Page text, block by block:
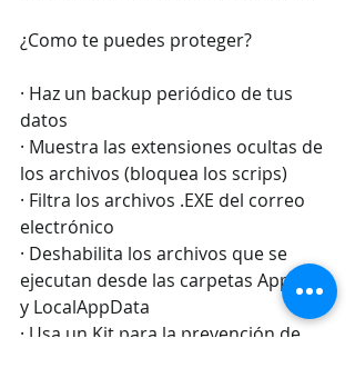
¿Como te puedes proteger?
· Haz un backup periódico de tus
datos
· Muestra las extensiones ocultas de
los archivos (bloquea los scrips)
· Filtra los archivos .EXE del correo
electrónico
· Deshabilita los archivos que se
ejecutan desde las carpetas AppData
y LocalAppData
· Usa un Kit para la prevención de